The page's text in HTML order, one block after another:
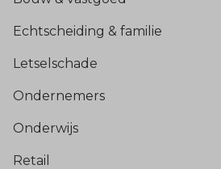
Echtscheiding & familie
Letselschade
Ondernemers
Onderwijs
Retail